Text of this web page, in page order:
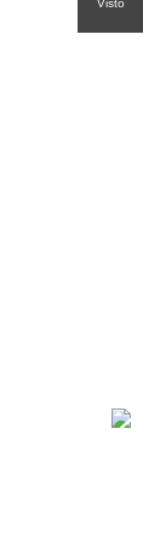
Visto